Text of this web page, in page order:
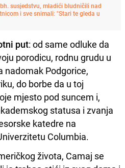
susjedstvu, mladići bludničili nad
i sve snimali: "Stari te gleda u
put: od same odluke da
porodicu, rodnu grudu u
nadomak Podgorice,
do borbe da u toj
mjesto pod suncem i,
statusa i zvanja
katedre na
Columbia.
života, Camaj se